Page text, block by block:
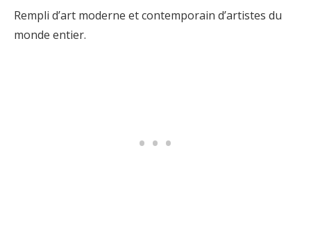
Rempli d’art moderne et contemporain d’artistes du
monde entier.